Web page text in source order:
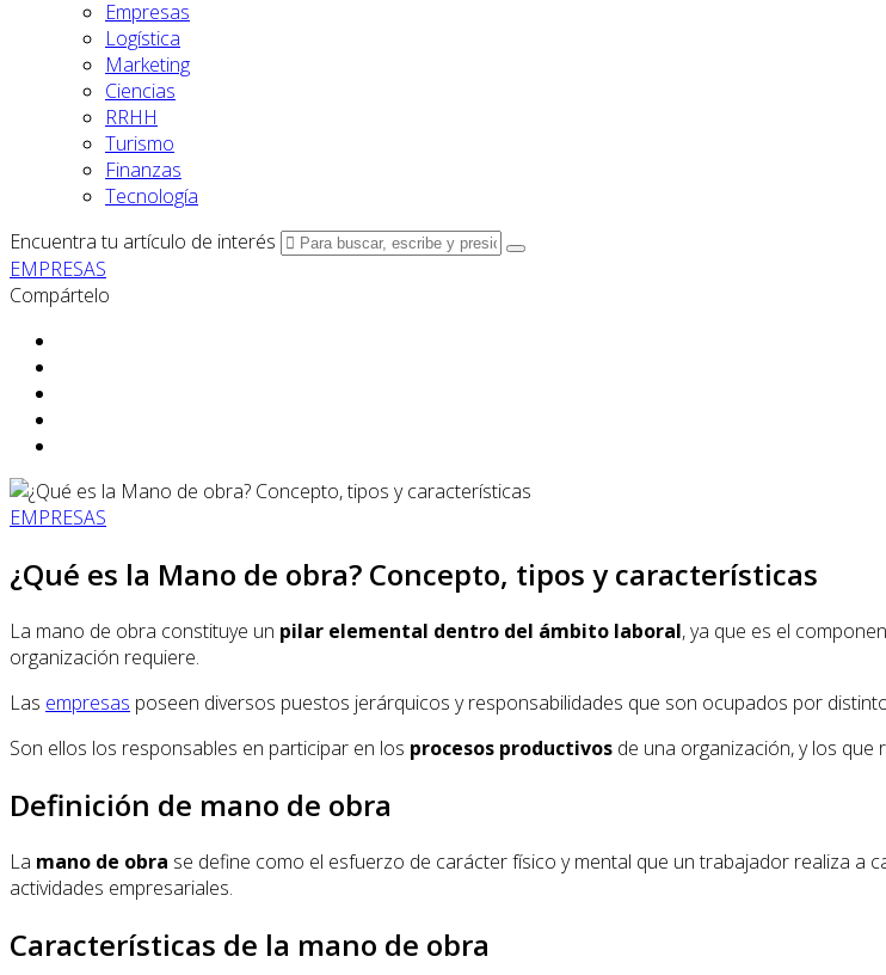
Empresas
Logística
Marketing
Ciencias
RRHH
Turismo
Finanzas
Tecnología
Encuentra tu artículo de interés
EMPRESAS
Compártelo
EMPRESAS
¿Qué es la Mano de obra? Concepto, tipos y características
La mano de obra constituye un pilar elemental dentro del ámbito laboral, ya que es el
organización requiere.
Las empresas poseen diversos puestos jerárquicos y responsabilidades que son ocupados por
Son ellos los responsables en participar en los procesos productivos de una organización, y los que
Definición de mano de obra
La mano de obra se define como el esfuerzo de carácter físico y mental que un trabajador realiza a
actividades empresariales.
Características de la mano de obra